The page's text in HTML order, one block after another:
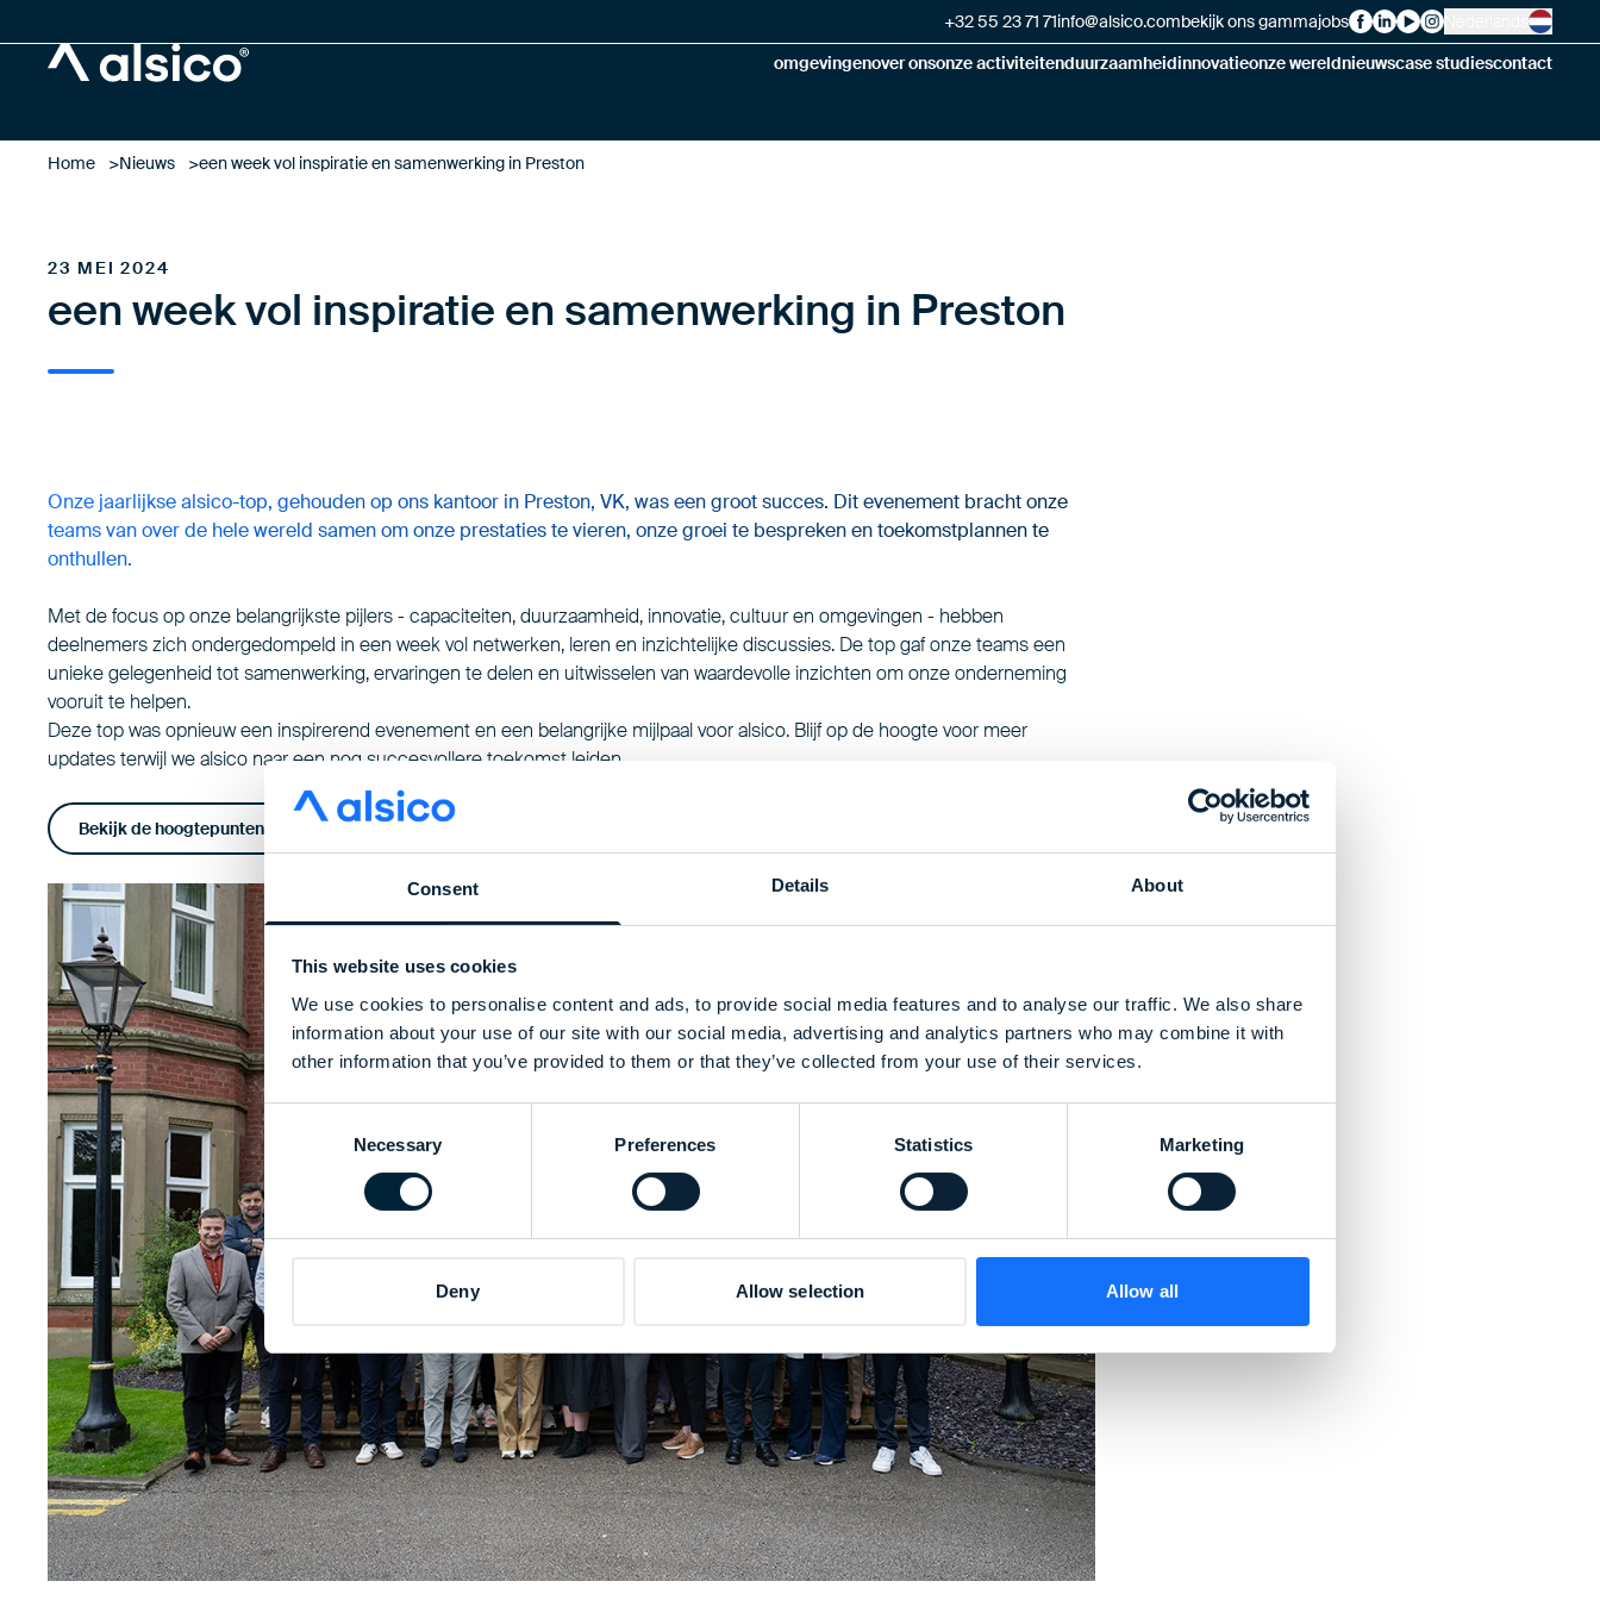
Consent Details About
This website uses cookies
We use cookies to personalise content and ads, to provide social media features and to analyse our traffic. We also share
information about your use of our site with our social media, advertising and analytics partners who may combine it with
other information that you’ve provided to them or that they’ve collected from your use of their services.
Consent
Selection
Necessary Preferences Statistics Marketing
Deny Allow selection Allow all
omgevingenover onsonze activiteitenduurzaamheidinnovatieonze wereldnieuwscase studiescontact
+32 55 23 71 71info@alsico.combekijk ons gammajobs Alsico on Facebook
Alsico on LinkedIn
Alsico on YouTube
Alsico on Instagram
Home Nieuws een week vol inspiratie en samenwerking in Preston
23 MEI 2024
een week vol inspiratie en samenwerking in Preston
Onze jaarlijkse alsico-top, gehouden op ons kantoor in Preston, VK, was een groot succes. Dit evenement bracht onze
teams van over de hele wereld samen om onze prestaties te vieren, onze groei te bespreken en toekomstplannen te
onthullen.
Met de focus op onze belangrijkste pijlers - capaciteiten, duurzaamheid, innovatie, cultuur en omgevingen - hebben
deelnemers zich ondergedompeld in een week vol netwerken, leren en inzichtelijke discussies. De top gaf onze teams een
unieke gelegenheid tot samenwerking, ervaringen te delen en uitwisselen van waardevolle inzichten om onze onderneming
vooruit te helpen.
Deze top was opnieuw een inspirerend evenement en een belangrijke mijlpaal voor alsico. Blijf op de hoogte voor meer
updates terwijl we alsico naar een nog succesvollere toekomst leiden.
Bekijk de hoogtepunten